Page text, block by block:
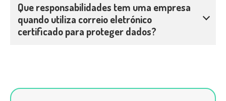
Que responsabilidades tem uma empresa
quando utiliza correio eletrónico
certificado para proteger dados?